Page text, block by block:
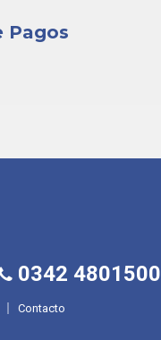
Pagos
0342 4801500
Contacto